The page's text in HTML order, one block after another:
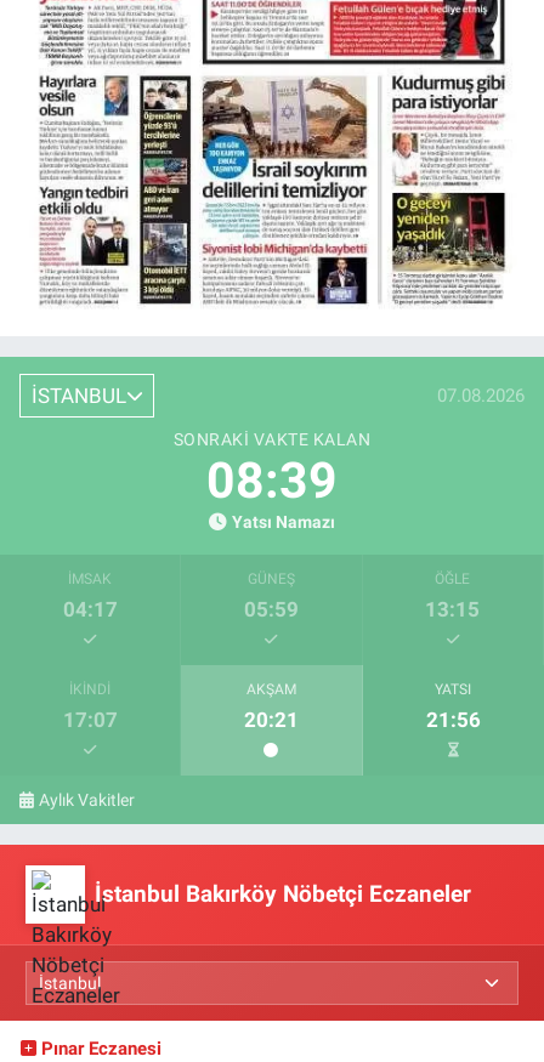
İSTANBUL 07.08.2026
SONRAKI VAKTE KALAN
08:38
Yatsı Namazı
İMSAK
04:17
GÜNEŞ
05:59
ÖĞLE
13:15
İKINDI
17:07
AKŞAM
20:21
YATSI
21:56
Aylık Vakitler
İstanbul Bakırköy Nöbetçi Eczaneler
Pınar Eczanesi